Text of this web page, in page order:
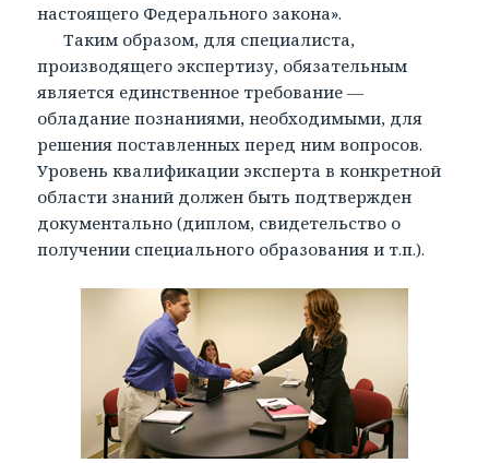
настоящего Федерального закона».
Таким образом, для специалиста,
производящего экспертизу, обязательным
является единственное требование —
обладание познаниями, необходимыми, для
решения поставленных перед ним вопросов.
Уровень квалификации эксперта в конкретной
области знаний должен быть подтвержден
документально (диплом, свидетельство о
получении специального образования и т.п.).